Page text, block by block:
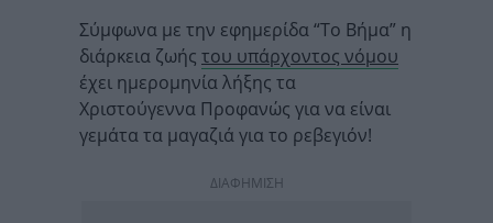
Σύμφωνα με την εφημερίδα “Το Βήμα” η
διάρκεια ζωής του υπάρχοντος νόμου
έχει ημερομηνία λήξης τα
Χριστούγεννα Προφανώς για να είναι
γεμάτα τα μαγαζιά για το ρεβεγιόν!
ΔΙΑΦΗΜΙΣΗ